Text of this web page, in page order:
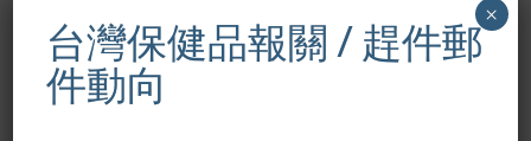
台灣保健品報關 / 趕件郵
件動向
×